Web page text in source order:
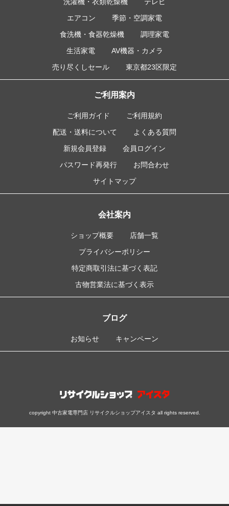
エアコン
季節・空調家電
食洗機・食器乾燥機
調理家電
生活家電
AV機器・カメラ
売り尽くしセール
東京都23区限定
ご利用案内
ご利用ガイド
ご利用規約
配送・送料について
よくある質問
新規会員登録
会員ログイン
パスワード再発行
お問合わせ
サイトマップ
会社案内
ショップ概要
店舗一覧
プライバシーポリシー
特定商取引法に基づく表記
古物営業法に基づく表示
ブログ
お知らせ キャンペーン
copyright 中古家電専門店 リサイクルショップアイスタ all rights reserved.